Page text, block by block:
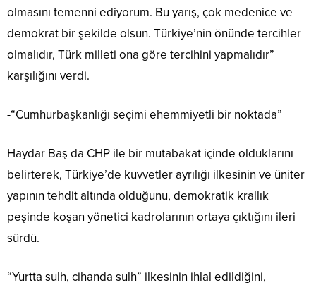
olmasını temenni ediyorum. Bu yarış, çok medenice ve
demokrat bir şekilde olsun. Türkiye’nin önünde tercihler
olmalıdır, Türk milleti ona göre tercihini yapmalıdır”
karşılığını verdi.
-“Cumhurbaşkanlığı seçimi ehemmiyetli bir noktada”
Haydar Baş da CHP ile bir mutabakat içinde olduklarını
belirterek, Türkiye’de kuvvetler ayrılığı ilkesinin ve üniter
yapının tehdit altında olduğunu, demokratik krallık
peşinde koşan yönetici kadrolarının ortaya çıktığını ileri
sürdü.
“Yurtta sulh, cihanda sulh” ilkesinin ihlal edildiğini,